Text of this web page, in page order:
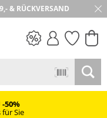
& RÜCKVERSAND
-50%
Sie